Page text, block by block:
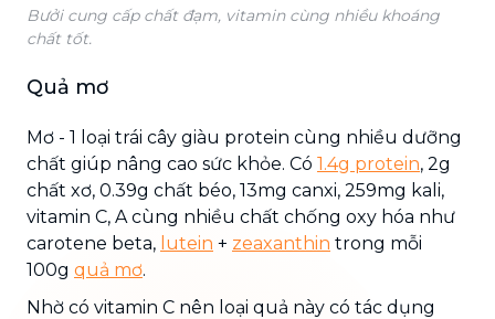
Bưởi cung cấp chất đạm, vitamin cùng nhiều khoáng
chất tốt.
Quả mơ
Mơ - 1 loại trái cây giàu protein cùng nhiều dưỡng
chất giúp nâng cao sức khỏe. Có 1.4g protein, 2g
chất xơ, 0.39g chất béo, 13mg canxi, 259mg kali,
vitamin C, A cùng nhiều chất chống oxy hóa như
carotene beta, lutein + zeaxanthin trong mỗi
100g quả mơ.
Nhờ có vitamin C nên loại quả này có tác dụng